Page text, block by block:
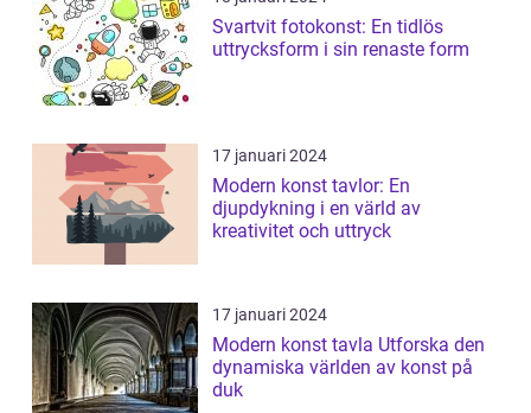
Svartvit fotokonst: En tidlös
uttrycksform i sin renaste form
17 januari 2024
Modern konst tavlor: En
djupdykning i en värld av
kreativitet och uttryck
17 januari 2024
Modern konst tavla Utforska den
dynamiska världen av konst på
duk